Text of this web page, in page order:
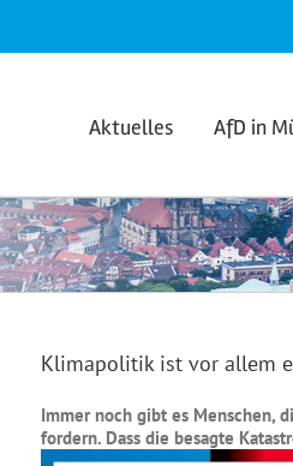
Aktuelles AfD in
Klimapolitik ist vor allem
Immer noch gibt es Menschen,
fordern. Dass die besagte